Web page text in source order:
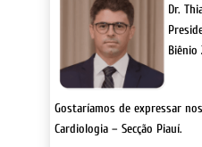
Dr.
Biênio
Gostaríamos de expressar
Cardiologia – Secção Piauí.